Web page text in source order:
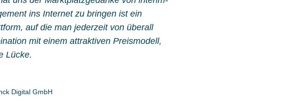
ins Internet zu bringen ist ein
auf die man jederzeit von überall
mit einem attraktiven Preismodell,
Lücke.
Digital GmbH